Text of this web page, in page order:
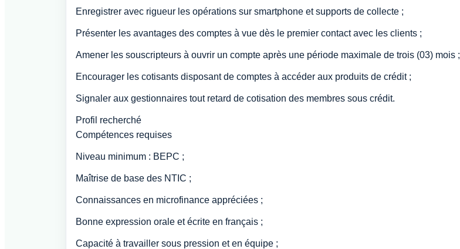
Enregistrer avec rigueur les opérations sur smartphone et supports de collecte ;
Présenter les avantages des comptes à vue dès le premier contact avec les clients ;
Amener les souscripteurs à ouvrir un compte après une période maximale de trois (03) mois ;
Encourager les cotisants disposant de comptes à accéder aux produits de crédit ;
Signaler aux gestionnaires tout retard de cotisation des membres sous crédit.
Profil recherché
Compétences requises
Niveau minimum : BEPC ;
Maîtrise de base des NTIC ;
Connaissances en microfinance appréciées ;
Bonne expression orale et écrite en français ;
Capacité à travailler sous pression et en équipe ;